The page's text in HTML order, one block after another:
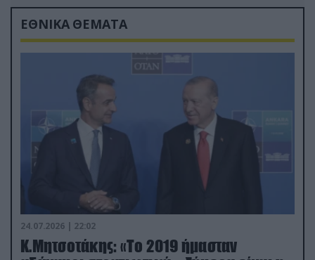
ΕΘΝΙΚΑ ΘΕΜΑΤΑ
24.07.2026 | 22:02
Κ.Μητσοτάκης: «Το 2019 ήμασταν